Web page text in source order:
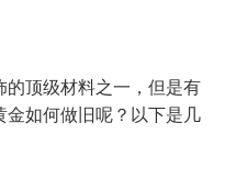
顶级材料之一，但是有
如何做旧呢？以下是几